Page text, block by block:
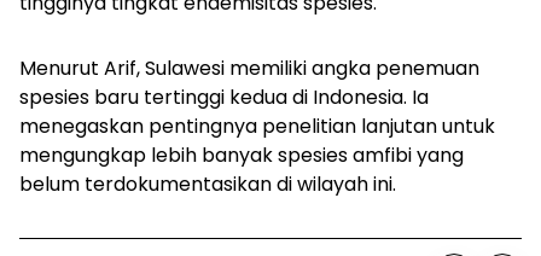
Menurut Arif, Sulawesi memiliki angka penemuan
spesies baru tertinggi kedua di Indonesia. Ia
menegaskan pentingnya penelitian lanjutan untuk
mengungkap lebih banyak spesies amfibi yang
belum terdokumentasikan di wilayah ini.